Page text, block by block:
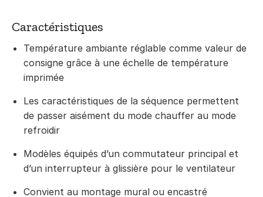
Caractéristiques
Température ambiante réglable comme valeur de
consigne grâce à une échelle de température
imprimée
Les caractéristiques de la séquence permettent
de passer aisément du mode chauffer au mode
refroidir
Modèles équipés d’un commutateur principal et
d’un interrupteur à glissière pour le ventilateur
Convient au montage mural ou encastré